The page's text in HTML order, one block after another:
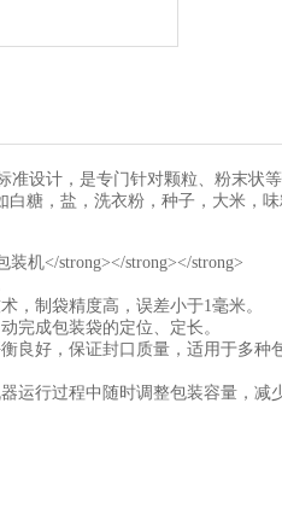
准设计，是专门针对颗粒、粉末状
白糖，盐，洗衣粉，种子，大米，
，制袋精度高，误差小于1毫米。
完成包装袋的定位、定长。
良好，保证封口质量，适用于多种
运行过程中随时调整包装容量，减